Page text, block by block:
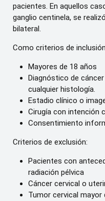
pacientes. En aquellos
ganglio centinela, se
bilateral.
Como criterios de
Mayores de 18 años
Diagnóstico de
cualquier histología.
Estadio clínico o
Cirugía con intención
Consentimiento
Criterios de exclusión:
Pacientes con
radiación pélvica
Cáncer cervical o
Tumor cervical mayor